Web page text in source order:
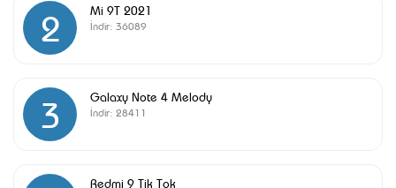
2 Mi 9T 2021
İndir: 36089
3 Galaxy Note 4 Melody
İndir: 28411
Redmi 9 Tik Tok